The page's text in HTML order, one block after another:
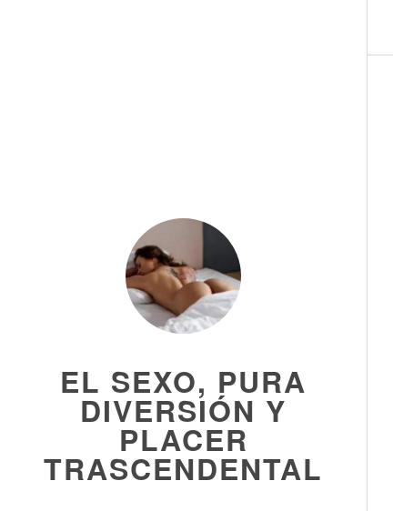
EL SEXO, PURA
DIVERSIÓN Y
PLACER
TRASCENDENTAL